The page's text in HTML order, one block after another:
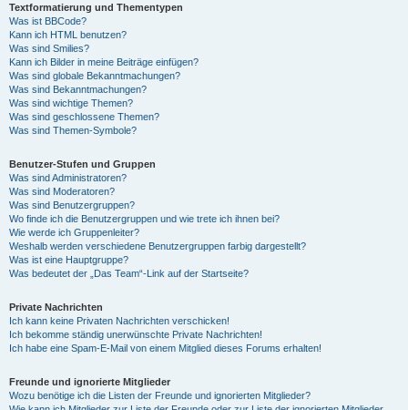
Textformatierung und Thementypen
Was ist BBCode?
Kann ich HTML benutzen?
Was sind Smilies?
Kann ich Bilder in meine Beiträge einfügen?
Was sind globale Bekanntmachungen?
Was sind Bekanntmachungen?
Was sind wichtige Themen?
Was sind geschlossene Themen?
Was sind Themen-Symbole?
Benutzer-Stufen und Gruppen
Was sind Administratoren?
Was sind Moderatoren?
Was sind Benutzergruppen?
Wo finde ich die Benutzergruppen und wie trete ich ihnen bei?
Wie werde ich Gruppenleiter?
Weshalb werden verschiedene Benutzergruppen farbig dargestellt?
Was ist eine Hauptgruppe?
Was bedeutet der „Das Team“-Link auf der Startseite?
Private Nachrichten
Ich kann keine Privaten Nachrichten verschicken!
Ich bekomme ständig unerwünschte Private Nachrichten!
Ich habe eine Spam-E-Mail von einem Mitglied dieses Forums erhalten!
Freunde und ignorierte Mitglieder
Wozu benötige ich die Listen der Freunde und ignorierten Mitglieder?